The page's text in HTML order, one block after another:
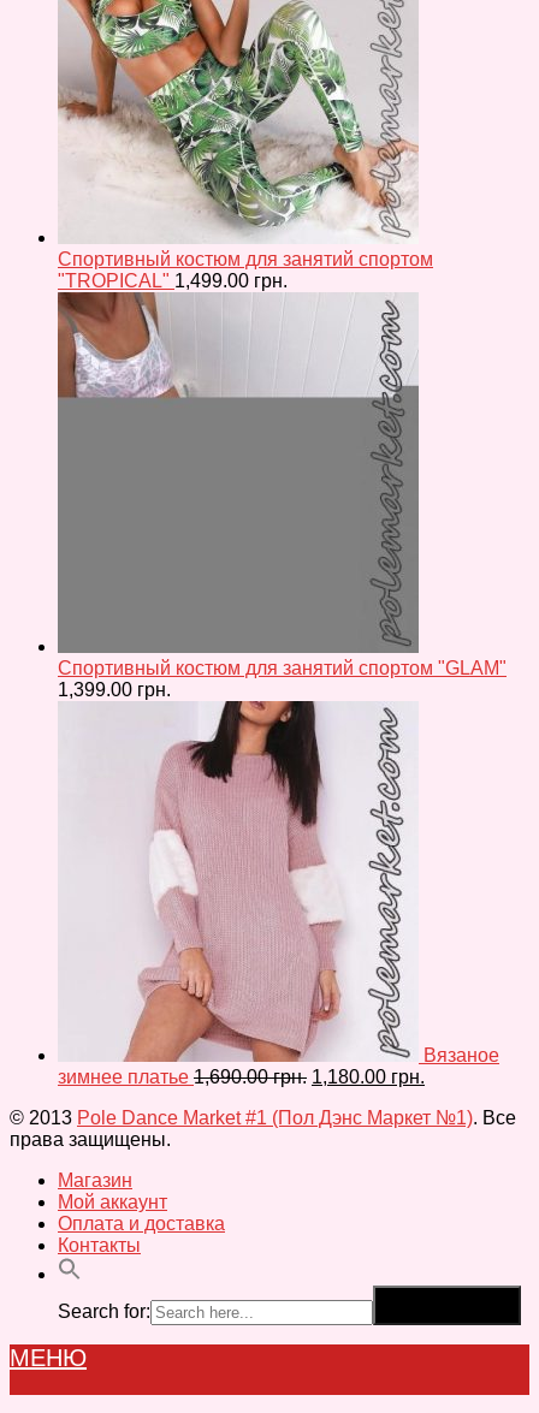
Спортивный костюм для занятий спортом
"TROPICAL" 1,499.00 грн.
Спортивный костюм для занятий спортом "GLAM"
1,399.00 грн.
Вязаное
зимнее платье 1,690.00грн. 1,180.00 грн.
© 2013 Pole Dance Market #1 (Пол Дэнс Маркет №1). Все
права защищены.
Магазин
Мой аккаунт
Оплата и доставка
Контакты
Search for:
МЕНЮ